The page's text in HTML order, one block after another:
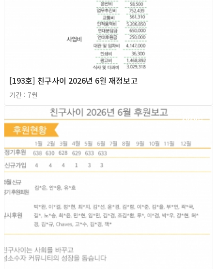
[193호] 친구사이 2026년 6월 재정보고
기간 : 7월
2026년